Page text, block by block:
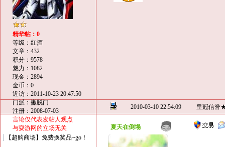
精华帖：0
等级：红酒
文章：432
积分：9578
魅力：1082
现金：2894
金币：0
近访：2011-10-23 20:47:50
门派：撇脱门
注册：2008-07-03
言论仅代表发帖人观点
与耍游网的立场无关
【超购商场】免费换奖品~go！
2010-03-10 22:54:09 皇冠信誉
夏天在倒塌